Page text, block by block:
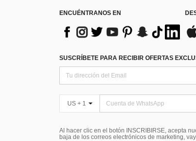
ENCUÉNTRANOS EN
SUSCRÍBETE PARA RECIBIR OFERTAS
US + 1
Al hacer clic en el botón INSCRIBIRSE, acepta
baja de los correos electrónicos de marketing,